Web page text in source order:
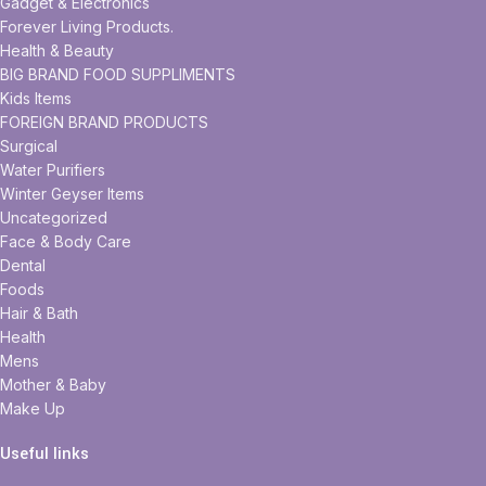
Forever Living Products.
Health & Beauty
BIG BRAND FOOD SUPPLIMENTS
Kids Items
FOREIGN BRAND PRODUCTS
Surgical
Water Purifiers
Winter Geyser Items
Uncategorized
Face & Body Care
Dental
Foods
Hair & Bath
Health
Mens
Mother & Baby
Make Up
Useful links